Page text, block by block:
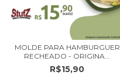
MOLDE PARA HAMBURGUER
RECHEADO - ORIGINA...
R$15,90